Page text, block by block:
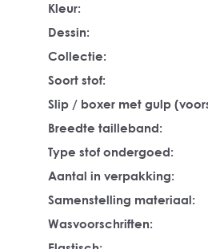
Kleur:
Dessin:
Collectie:
Soort stof:
Slip / boxer met gulp
Breedte tailleband:
Type stof ondergoed:
Aantal in verpakking:
Samenstelling materiaal:
Wasvoorschriften: